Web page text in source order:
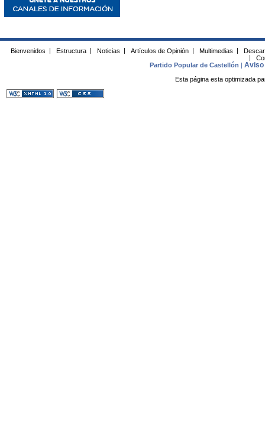
Bienvenidos | Estructura | Noticias | Artículos de Opinión | Multimedias |
|
Partido Popular de Castellón |Aviso
Esta página esta optimizada